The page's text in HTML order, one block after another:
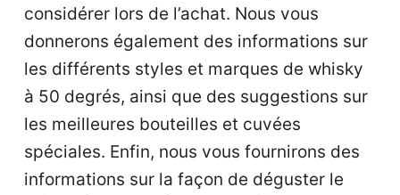
considérer lors de l’achat. Nous vous
donnerons également des informations sur
les différents styles et marques de whisky
à 50 degrés, ainsi que des suggestions sur
les meilleures bouteilles et cuvées
spéciales. Enfin, nous vous fournirons des
informations sur la façon de déguster le